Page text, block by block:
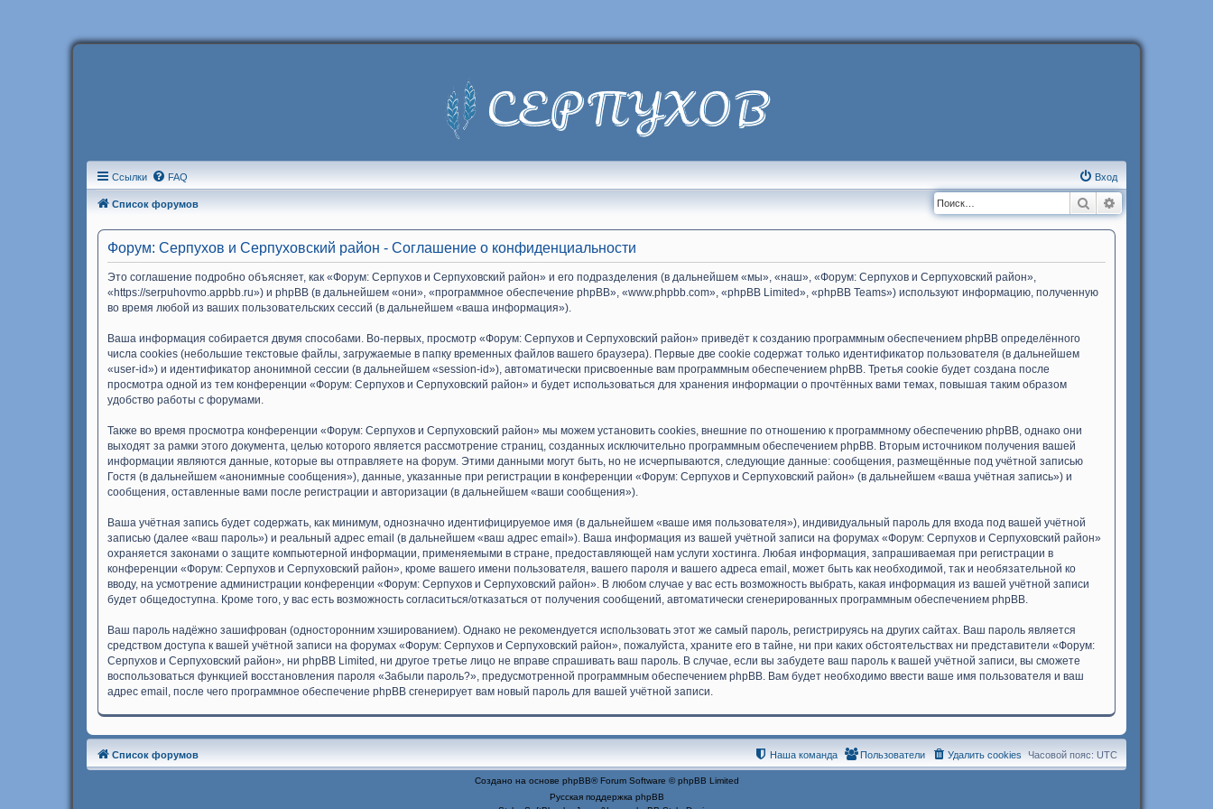
Ссылки FAQ Вход
Список форумов Поиск
Форум: Серпухов и Серпуховский район - Соглашение о конфиденциальности
Это соглашение подробно объясняет, как «Форум: Серпухов и Серпуховский район» и его подразделения (в дальнейшем «мы», «наш», «Форум: Серпухов и Серпуховский район»,
«https://serpuhovmo.appbb.ru») и phpBB (в дальнейшем «они», «программное обеспечение phpBB», «www.phpbb.com», «phpBB Limited», «phpBB Teams») используют информацию, полученную
во время любой из ваших пользовательских сессий (в дальнейшем «ваша информация»).
Ваша информация собирается двумя способами. Во-первых, просмотр «Форум: Серпухов и Серпуховский район» приведёт к созданию программным обеспечением phpBB определённого
числа cookies (небольшие текстовые файлы, загружаемые в папку временных файлов вашего браузера). Первые две cookie содержат только идентификатор пользователя (в дальнейшем
«user-id») и идентификатор анонимной сессии (в дальнейшем «session-id»), автоматически присвоенные вам программным обеспечением phpBB. Третья cookie будет создана после
просмотра одной из тем конференции «Форум: Серпухов и Серпуховский район» и будет использоваться для хранения информации о прочтённых вами темах, повышая таким образом
удобство работы с форумами.
Также во время просмотра конференции «Форум: Серпухов и Серпуховский район» мы можем установить cookies, внешние по отношению к программному обеспечению phpBB, однако они
выходят за рамки этого документа, целью которого является рассмотрение страниц, созданных исключительно программным обеспечением phpBB. Вторым источником получения вашей
информации являются данные, которые вы отправляете на форум. Этими данными могут быть, но не исчерпываются, следующие данные: сообщения, размещённые под учётной записью
Гостя (в дальнейшем «анонимные сообщения»), данные, указанные при регистрации в конференции «Форум: Серпухов и Серпуховский район» (в дальнейшем «ваша учётная запись») и
сообщения, оставленные вами после регистрации и авторизации (в дальнейшем «ваши сообщения»).
Ваша учётная запись будет содержать, как минимум, однозначно идентифицируемое имя (в дальнейшем «ваше имя пользователя»), индивидуальный пароль для входа под вашей учётной
записью (далее «ваш пароль») и реальный адрес email (в дальнейшем «ваш адрес email»). Ваша информация из вашей учётной записи на форумах «Форум: Серпухов и Серпуховский район»
охраняется законами о защите компьютерной информации, применяемыми в стране, предоставляющей нам услуги хостинга. Любая информация, запрашиваемая при регистрации в
конференции «Форум: Серпухов и Серпуховский район», кроме вашего имени пользователя, вашего пароля и вашего адреса email, может быть как необходимой, так и необязательной ко
вводу, на усмотрение администрации конференции «Форум: Серпухов и Серпуховский район». В любом случае у вас есть возможность выбрать, какая информация из вашей учётной записи
будет общедоступна. Кроме того, у вас есть возможность согласиться/отказаться от получения сообщений, автоматически сгенерированных программным обеспечением phpBB.
Ваш пароль надёжно зашифрован (односторонним хэшированием). Однако не рекомендуется использовать этот же самый пароль, регистрируясь на других сайтах. Ваш пароль является
средством доступа к вашей учётной записи на форумах «Форум: Серпухов и Серпуховский район», пожалуйста, храните его в тайне, ни при каких обстоятельствах ни представители «Форум:
Серпухов и Серпуховский район», ни phpBB Limited, ни другое третье лицо не вправе спрашивать ваш пароль. В случае, если вы забудете ваш пароль к вашей учётной записи, вы сможете
воспользоваться функцией восстановления пароля «Забыли пароль?», предусмотренной программным обеспечением phpBB. Вам будет необходимо ввести ваше имя пользователя и ваш
адрес email, после чего программное обеспечение phpBB сгенерирует вам новый пароль для вашей учётной записи.
Список форумов Часовой пояс: UTC
Удалить cookies
Пользователи
Наша команда
Создано на основе phpBB® Forum Software © phpBB Limited
Русская поддержка phpBB